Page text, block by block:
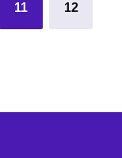
11 12